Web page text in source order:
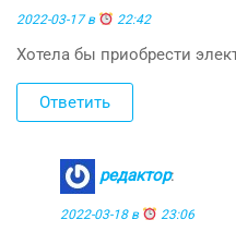
2022-03-17 в 22:42
Хотела бы приобрести
Ответить
редактор:
2022-03-18 в 23:06